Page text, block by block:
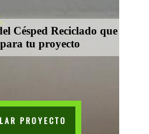
Césped Reciclado que
para tu proyecto
PROYECTO